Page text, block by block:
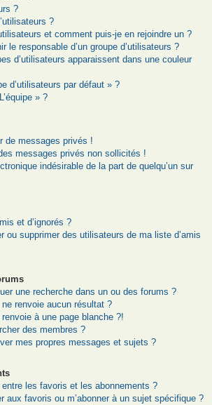
?
?
et comment puis-je en rejoindre un ?
le responsable d’un groupe d’utilisateurs ?
d’utilisateurs apparaissent dans une couleur
d’utilisateurs par défaut » ?
» ?
de messages privés !
messages privés non sollicités !
indésirable de la part de quelqu’un sur
et d’ignorés ?
ou supprimer des utilisateurs de ma liste d’amis
une recherche dans un ou des forums ?
renvoie aucun résultat ?
à une page blanche ?!
des membres ?
mes propres messages et sujets ?
les favoris et les abonnements ?
aux favoris ou m’abonner à un sujet spécifique ?